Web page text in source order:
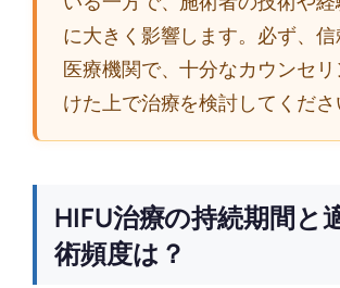
に大きく影響します。必ず、
医療機関で、十分なカウンセ
けた上で治療を検討してくださ
HIFU治療の持続期間と
術頻度は？